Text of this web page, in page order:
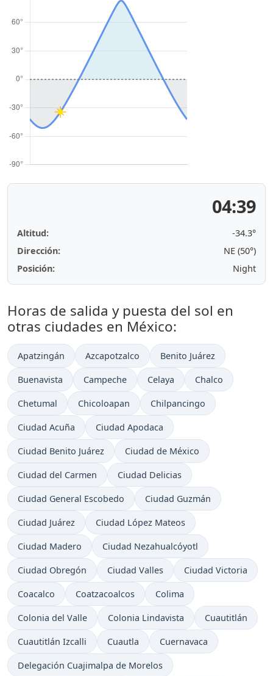
04:39
Altitud:
-34.3°
Dirección:
NE (50°)
Posición:
Night
Horas de salida y puesta del sol en
otras ciudades en México:
Apatzingán Azcapotzalco Benito Juárez
Buenavista Campeche Celaya Chalco
Chetumal Chicoloapan Chilpancingo
Ciudad Acuña Ciudad Apodaca
Ciudad Benito Juárez Ciudad de México
Ciudad del Carmen Ciudad Delicias
Ciudad General Escobedo Ciudad Guzmán
Ciudad Juárez Ciudad López Mateos
Ciudad Madero Ciudad Nezahualcóyotl
Ciudad Obregón Ciudad Valles Ciudad Victoria
Coacalco Coatzacoalcos Colima
Colonia del Valle Colonia Lindavista Cuautitlán
Cuautitlán Izcalli Cuautla Cuernavaca
Delegación Cuajimalpa de Morelos